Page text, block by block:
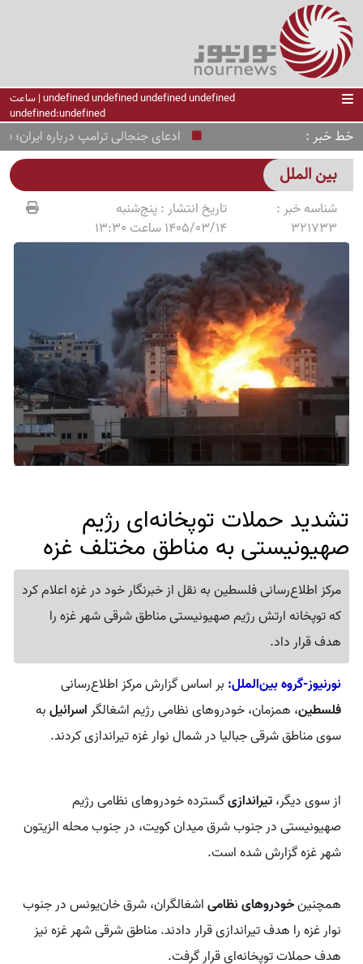
undefined undefined undefined undefined | ساعت
undefined:undefined
خط خبر ادعای جنجالی ترامپ درباره ایران؛
بین الملل
شناسه خبر :
321733
تاریخ انتشار :پنج‌شنبه
1405/03/14 ساعت 13:30
تشدید حملات توپخانه‌ای رژیم
صهیونیستی به مناطق مختلف غزه
مرکز اطلاع‌رسانی فلسطین به نقل از خبرنگار خود در غزه اعلام کرد
که توپخانه ارتش رژیم صهیونیستی مناطق شرقی شهر غزه را
هدف قرار داد.
نورنیوز-گروه بین‌الملل: بر اساس گزارش مرکز اطلاع‌رسانی
فلسطین، همزمان، خودروهای نظامی رژیم اشغالگراسرائیلبه
سوی مناطق شرقی جبالیا در شمال نوار غزه تیراندازی کردند.
از سوی دیگر،تیراندازیگسترده خودروهای نظامی رژیم
صهیونیستی در جنوب ‌شرق میدان کویت، در جنوب محله الزیتون
شهر غزه گزارش شده است.
همچنینخودروهای نظامیاشغالگران، شرق خان‌یونس در جنوب
نوار غزه را هدف تیراندازی قرار دادند. مناطق شرقی شهر غزه نیز
هدف حملات توپخانه‌ای قرار گرفت.